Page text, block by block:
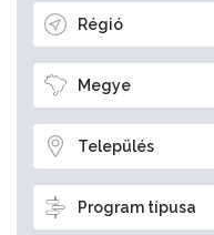
Régió
Megye
Település
Program típusa